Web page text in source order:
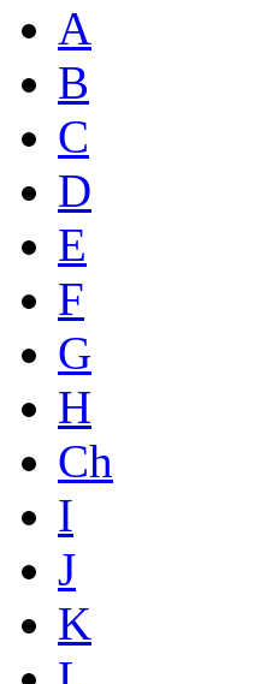
A
B
C
D
E
F
G
H
Ch
I
J
K